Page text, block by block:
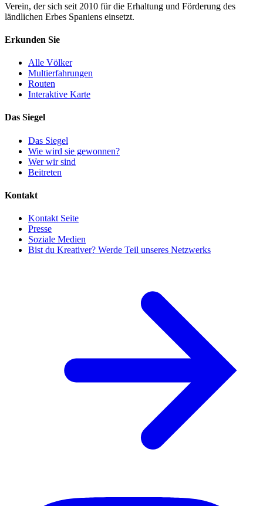
Verein, der sich seit 2010 für die Erhaltung und Förderung des
ländlichen Erbes Spaniens einsetzt.
Erkunden Sie
Alle Völker
Multierfahrungen
Routen
Interaktive Karte
Das Siegel
Das Siegel
Wie wird sie gewonnen?
Wer wir sind
Beitreten
Kontakt
Kontakt Seite
Presse
Soziale Medien
Bist du Kreativer? Werde Teil unseres Netzwerks